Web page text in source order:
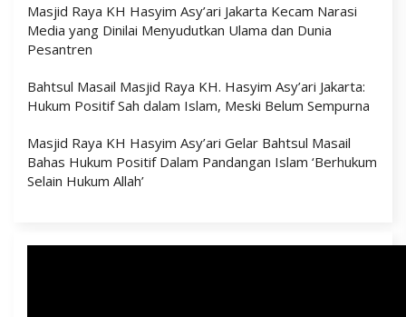
Masjid Raya KH Hasyim Asy’ari Jakarta Kecam Narasi
Media yang Dinilai Menyudutkan Ulama dan Dunia
Pesantren
Bahtsul Masail Masjid Raya KH. Hasyim Asy’ari Jakarta:
Hukum Positif Sah dalam Islam, Meski Belum Sempurna
Masjid Raya KH Hasyim Asy’ari Gelar Bahtsul Masail
Bahas Hukum Positif Dalam Pandangan Islam ‘Berhukum
Selain Hukum Allah’